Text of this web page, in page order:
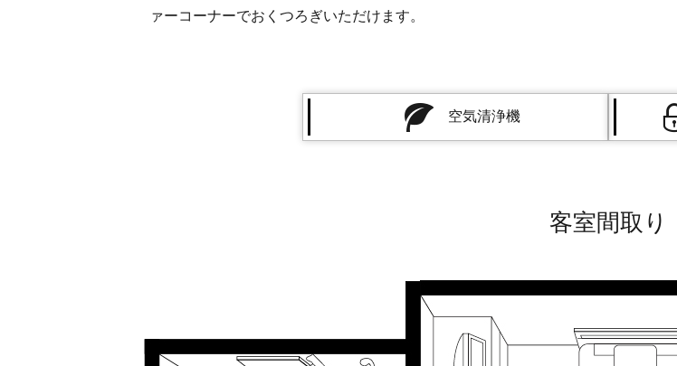
ァーコーナーでおくつろぎいただけます。
空気清浄機
客室間取り